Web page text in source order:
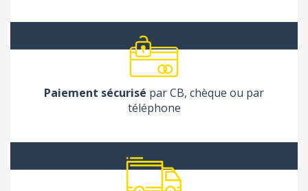
Paiement sécurisé par CB, chèque ou par
téléphone